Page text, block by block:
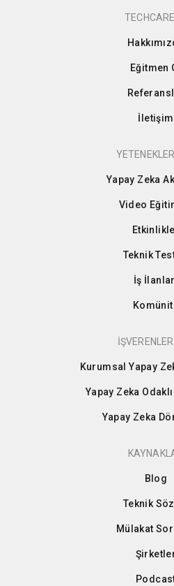
Eğitmen
İletişim
Yapay Zeka
Video
Teknik
İş
Kurumsal Yapay
Yapay Zeka
Yapay Zeka
Blog
Teknik
Mülakat